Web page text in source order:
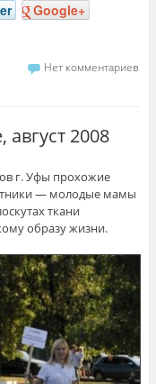
Google+
Нет комментариев
2008
г. Уфы прохожие
— молодые мамы
ткани
образу жизни.